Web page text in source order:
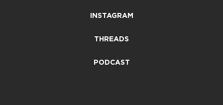
INSTAGRAM
THREADS
PODCAST